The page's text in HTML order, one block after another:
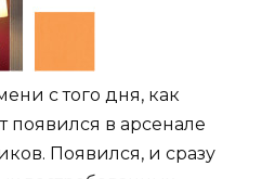
с того дня, как
появился в арсенале
Появился, и сразу